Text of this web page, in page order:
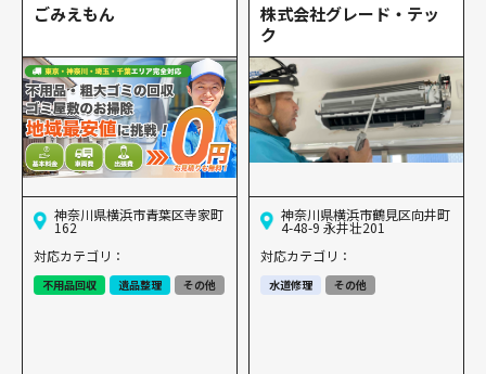
ごみえもん
神奈川県横浜市青葉区寺家町
162
対応カテゴリ：
不用品回収 遺品整理 その他
株式会社グレード・テッ
ク
神奈川県横浜市鶴見区向井町
4-48-9 永井壮201
対応カテゴリ：
水道修理 その他